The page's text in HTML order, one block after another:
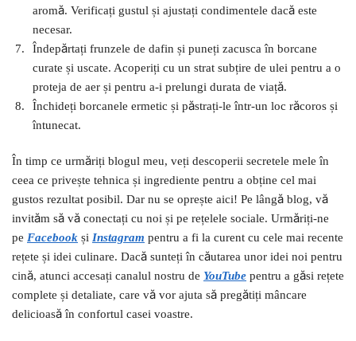
aromă. Verificați gustul și ajustați condimentele dacă este
necesar.
Îndepărtați frunzele de dafin și puneți zacusca în borcane
curate și uscate. Acoperiți cu un strat subțire de ulei pentru a o
proteja de aer și pentru a-i prelungi durata de viață.
Închideți borcanele ermetic și păstrați-le într-un loc răcoros și
întunecat.
În timp ce urmăriți blogul meu, veți descoperii secretele mele în
ceea ce privește tehnica și ingrediente pentru a obține cel mai
gustos rezultat posibil. Dar nu se oprește aici! Pe lângă blog, vă
invităm să vă conectați cu noi și pe rețelele sociale. Urmăriți-ne
pe Facebook și Instagram pentru a fi la curent cu cele mai recente
rețete și idei culinare. Dacă sunteți în căutarea unor idei noi pentru
cină, atunci accesați canalul nostru de YouTube pentru a găsi rețete
complete și detaliate, care vă vor ajuta să pregătiți mâncare
delicioasă în confortul casei voastre.